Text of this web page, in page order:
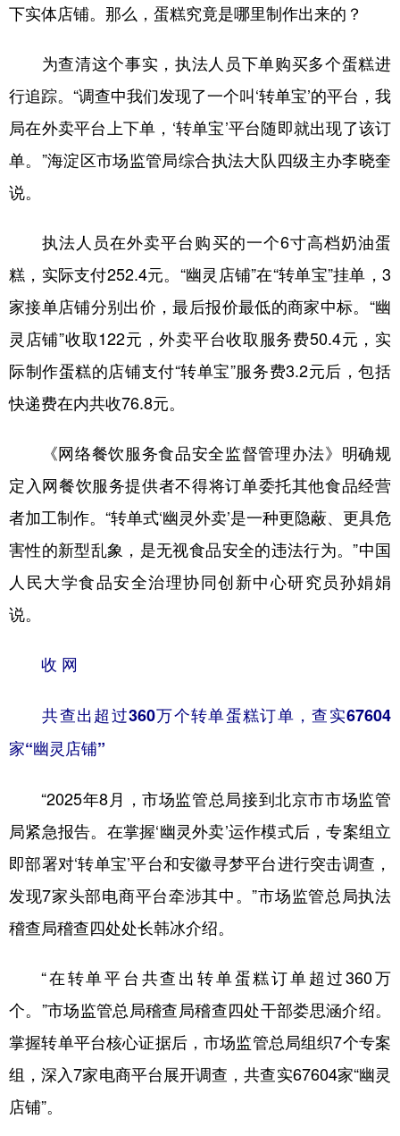
下实体店铺。那么，蛋糕究竟是哪里制作出来的？
为查清这个事实，执法人员下单购买多个蛋糕进
行追踪。“调查中我们发现了一个叫‘转单宝’的平台，我
局在外卖平台上下单，‘转单宝’平台随即就出现了该订
单。”海淀区市场监管局综合执法大队四级主办李晓奎
说。
执法人员在外卖平台购买的一个6寸高档奶油蛋
糕，实际支付252.4元。“幽灵店铺”在“转单宝”挂单，3
家接单店铺分别出价，最后报价最低的商家中标。“幽
灵店铺”收取122元，外卖平台收取服务费50.4元，实
际制作蛋糕的店铺支付“转单宝”服务费3.2元后，包括
快递费在内共收76.8元。
《网络餐饮服务食品安全监督管理办法》明确规
定入网餐饮服务提供者不得将订单委托其他食品经营
者加工制作。“转单式‘幽灵外卖’是一种更隐蔽、更具危
害性的新型乱象，是无视食品安全的违法行为。”中国
人民大学食品安全治理协同创新中心研究员孙娟娟
说。
收 网
共查出超过360万个转单蛋糕订单，查实67604
家“幽灵店铺”
“2025年8月，市场监管总局接到北京市市场监管
局紧急报告。在掌握‘幽灵外卖’运作模式后，专案组立
即部署对‘转单宝’平台和安徽寻梦平台进行突击调查，
发现7家头部电商平台牵涉其中。”市场监管总局执法
稽查局稽查四处处长韩冰介绍。
“在转单平台共查出转单蛋糕订单超过360万
个。”市场监管总局稽查局稽查四处干部娄思涵介绍。
掌握转单平台核心证据后，市场监管总局组织7个专案
组，深入7家电商平台展开调查，共查实67604家“幽灵
店铺”。